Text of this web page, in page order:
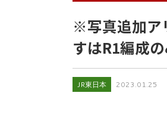
※写真追加ア
すはR1編成の
JR東日本 2023.01.25